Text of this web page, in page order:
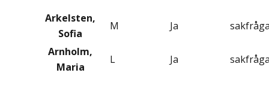
Arkelsten,
Sofia
M Ja
Arnholm,
Maria
L Ja